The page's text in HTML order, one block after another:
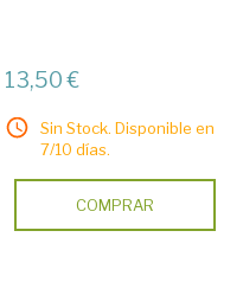
13,50 €
Sin Stock. Disponible en
7/10 días.
COMPRAR